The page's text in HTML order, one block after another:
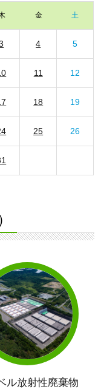
金 土
4 5
11 12
18 19
25 26
ル放射性廃棄物